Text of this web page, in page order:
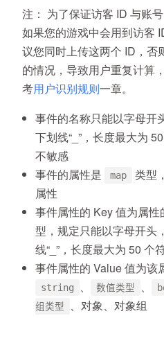
注： 为了保证访客 ID 与账
如果您的游戏中会用到访客
议您同时上传这两个 ID，否
的情况，导致用户重复计算
考用户识别规则一章。
事件的名称只能以字母开
下划线“_”，长度最大为
不敏感
事件的属性是
map
类型
属性
事件属性的 Key 值为属性
型，规定只能以字母开头
线“_”，长度最大为 50 个
事件属性的 Value 值为该
string 数值类型
组类型
、对象、对象组